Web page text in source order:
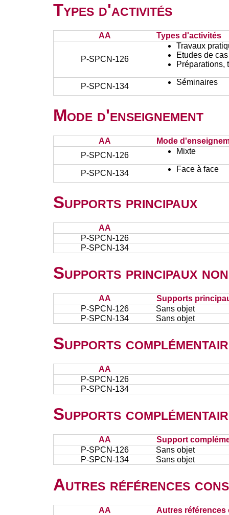
Types d'activités
AA Types d'activités
P-SPCN-126
Travaux
Etudes de cas
Préparations,
P-SPCN-134 Séminaires
Mode d'enseignement
AA
Mode
P-SPCN-126
Mixte
P-SPCN-134 Face à face
Supports principaux
AA
P-SPCN-126
P-SPCN-134
Supports principaux
AA
Supports
P-SPCN-126
Sans objet
P-SPCN-134
Sans objet
Supports
AA
P-SPCN-126
P-SPCN-134
Supports
AA
Support
P-SPCN-126
Sans objet
P-SPCN-134
Sans objet
Autres références
AA
Autres références